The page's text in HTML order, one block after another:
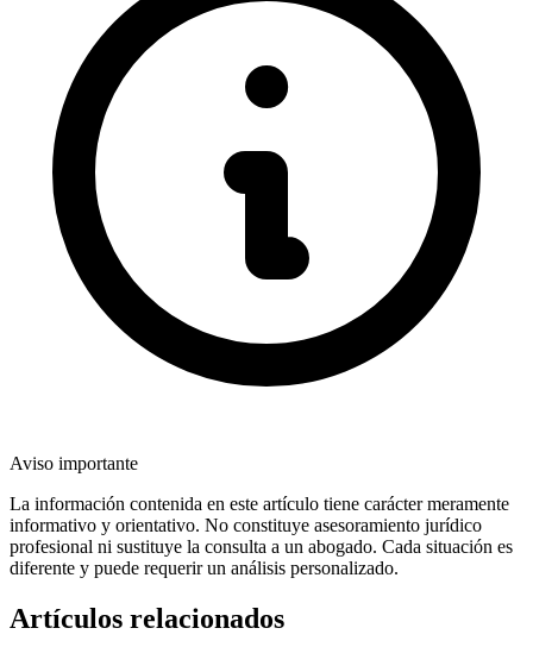
Aviso importante
La información contenida en este artículo tiene carácter meramente
informativo y orientativo. No constituye asesoramiento jurídico
profesional ni sustituye la consulta a un abogado. Cada situación es
diferente y puede requerir un análisis personalizado.
Artículos relacionados